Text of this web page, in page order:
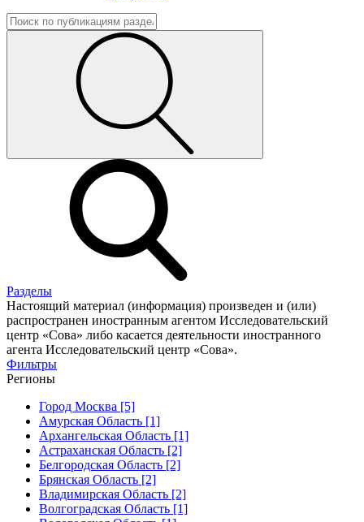
Разделы
Настоящий материал (информация) произведен и (или)
распространен иностранным агентом Исследовательский
центр «Сова» либо касается деятельности иностранного
агента Исследовательский центр «Сова».
Фильтры
Регионы
Город Москва [5]
Амурская Область [1]
Архангельская Область [1]
Астраханская Область [2]
Белгородская Область [2]
Брянская Область [2]
Владимирская Область [2]
Волгоградская Область [1]